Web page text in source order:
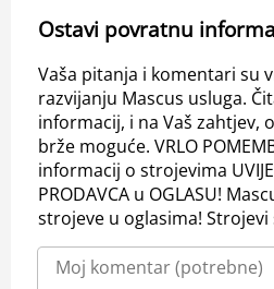
Ostavi povratnu
Vaša pitanja i komentari su
razvijanju Mascus usluga.
informacij, i na Vaš zahtjev,
brže moguće. VRLO
informacij o strojevima
PRODAVCA u OGLASU!
strojeve u oglasima! Strojevi